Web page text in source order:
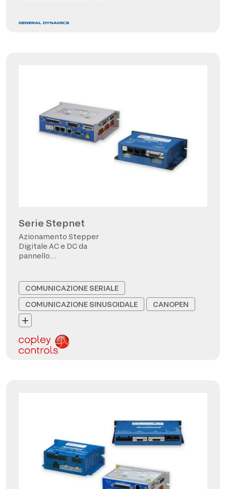
Serie Stepnet
Azionamento Stepper
Digitale AC e DC da
pannello
COMUNICAZIONE SERIALE
COMUNICAZIONE SINUSOIDALE
CANOPEN